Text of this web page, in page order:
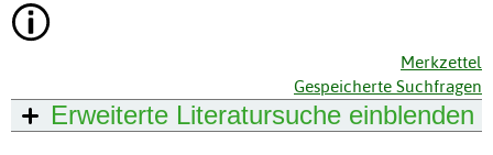
Merkzettel
Gespeicherte Suchfragen
Erweiterte Literatursuche einblenden